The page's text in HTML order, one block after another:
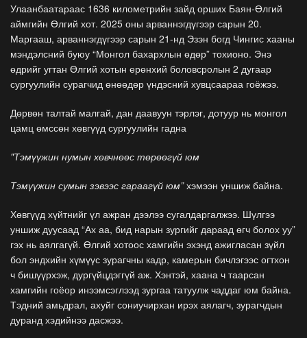
Улаанбаатараас 1636 километрийн зайд орших Баян-Өлгий
аймгийн Өлгий хот. 2025 оны арваннэгдүгээр сарын 20.
Маргааш, арваннэгдүгээр сарын 21-нд Эзэн богд Чингис хааны
мэндэлсний буюу “Монгол бахархлын өдөр” тохионо. Энэ
өдрийг угтан Өлгий хотын ерөнхий боловсролын 2 дугаар
сургуулийн сурагчид өнөөдөр үндэсний хувцсаараа гоёжээ.
Дөрвөн талтай малгай, дан даавуун тэрлэг, дотуур нь монгол
цамц өмссөн хөвгүүд сургуулийн гадна
"Тэмүүжин нумын хөвчнөөс төрөөгүй юм
Тэмүүжин сумын зэвээс гараагүй юм”хэмээн уншиж байна.
Хөвгүүд хүйтнийг үл ажран дээлээ сугалдаргалжээ. Шүлгээ
уншиж дуусаад “Ах аа, бид нарын зургийг дараад өгч болох уу”
гэх нь аялгагүй. Өлгий хотоос хамгийн эхэнд ажигласан зүйл
бол эндхийн хүмүүс зурагчны кадр, камерын бичлэгээс огтхон
ч бишүүрхэж, дургүйцдэггүй аж. Хэнтэй, хаана ч таарсан
хамгийн гоёор инээмсэглээд зургаа татуулж чаддаг юм байна.
Тэдний амьдрал, ахуйг сониучирхан ирэх аялагч, зурагчдын
дуранд хэдийнээ дасжээ.